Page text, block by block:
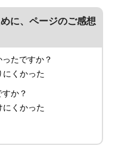
に、ページのご感想
たですか？
にくかった
か？
にくかった